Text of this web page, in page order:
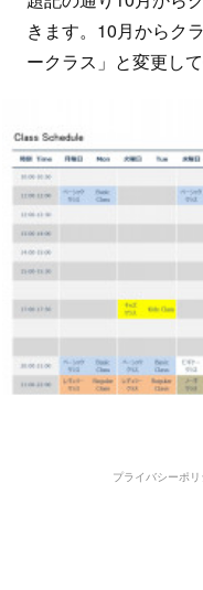
きます。10月からク
ークラス」と変更し
プライバシーポリ